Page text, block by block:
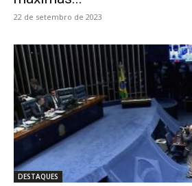
22 de setembro de 2023
DESTAQUES